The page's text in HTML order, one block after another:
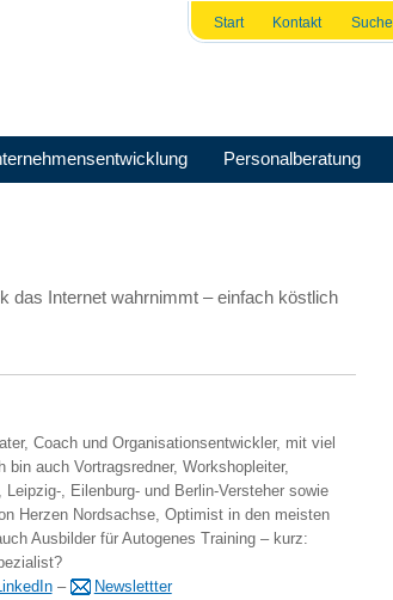
Start Kontakt Suche
Personalberatung
das Internet wahrnimmt – einfach köstlich
Coach und Organisationsentwickler, mit viel
auch Vortragsredner, Workshopleiter,
, Eilenburg- und Berlin-Versteher sowie
Herzen Nordsachse, Optimist in den meisten
Ausbilder für Autogenes Training – kurz:
– Newslettter